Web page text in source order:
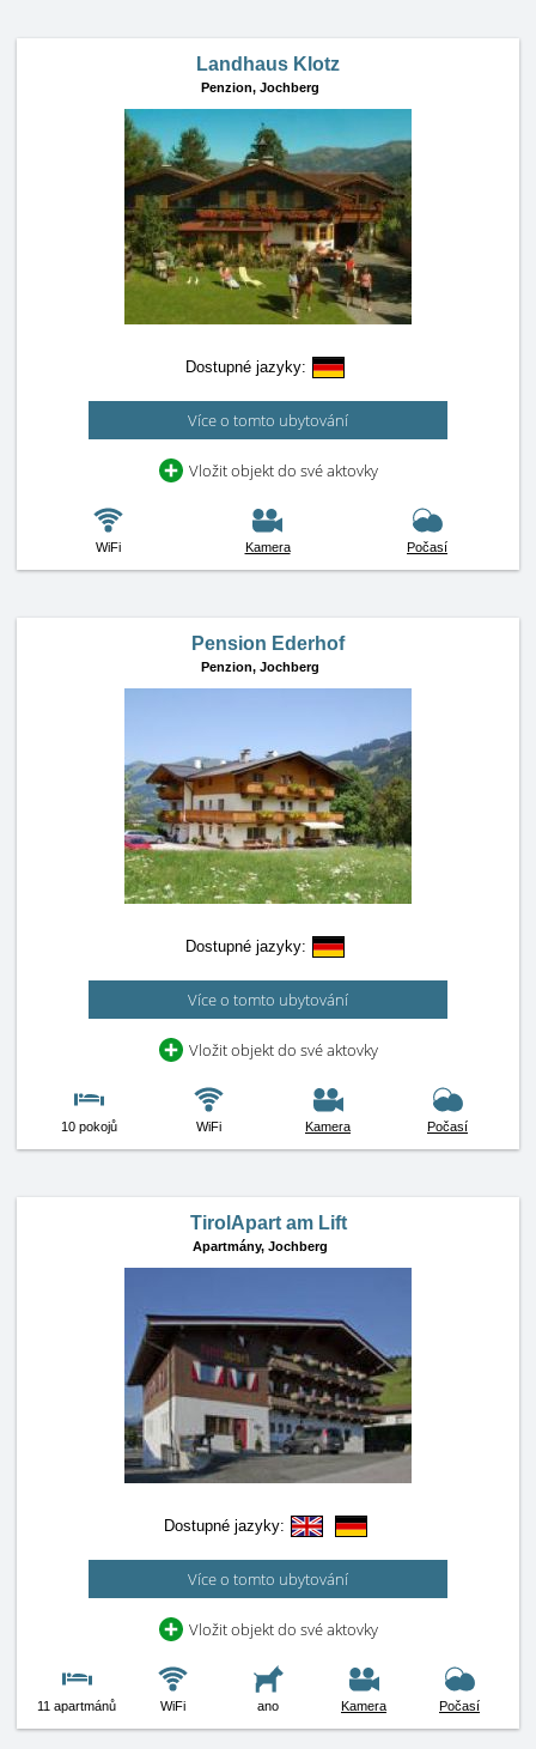
Landhaus Klotz
Penzion, Jochberg
Dostupné jazyky:
Více o tomto ubytování
Vložit objekt do své aktovky
WiFi Kamera Počasí
Pension Ederhof
Penzion, Jochberg
Dostupné jazyky:
Více o tomto ubytování
Vložit objekt do své aktovky
10 pokojů WiFi Kamera Počasí
TirolApart am Lift
Apartmány, Jochberg
Dostupné jazyky:
Více o tomto ubytování
Vložit objekt do své aktovky
11 apartmánů WiFi ano Kamera Počasí